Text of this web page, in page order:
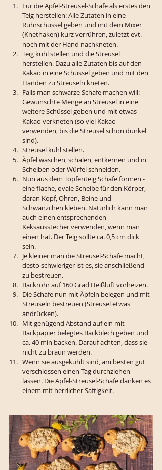
Für die Apfel-Streusel-Schafe als erstes den
Teig herstellen: Alle Zutaten in eine
Rührschüssel geben und mit dem Mixer
(Knethaken) kurz verrühren, zuletzt evt.
noch mit der Hand nachkneten.
Teig kühl stellen und die Streusel
herstellen. Dazu alle Zutaten bis auf den
Kakao in eine Schüssel geben und mit den
Händen zu Streuseln kneten.
Falls man schwarze Schafe machen will:
Gewünschte Menge an Streusel in eine
weitere Schüssel geben und mit etwas
Kakao verkneten (so viel Kakao
verwenden, bis die Streusel schön dunkel
sind).
Streusel kühl stellen.
Äpfel waschen, schälen, entkernen und in
Scheiben oder Würfel schneiden.
Nun aus dem Topfenteig Schafe formen -
eine flache, ovale Scheibe für den Körper,
daran Kopf, Ohren, Beine und
Schwänzchen kleben. Natürlich kann man
auch einen entsprechenden
Keksausstecher verwenden, wenn man
einen hat. Der Teig sollte ca. 0,5 cm dick
sein.
Je kleiner man die Streusel-Schafe macht,
desto schwieriger ist es, sie anschließend
zu bestreuen.
Backrohr auf 160 Grad Heißluft vorheizen.
Die Schafe nun mit Äpfeln belegen und mit
Streuseln bestreuen (Streusel etwas
andrücken).
Mit genügend Abstand auf ein mit
Backpapier belegtes Backblech geben und
ca. 40 min backen. Darauf achten, dass sie
nicht zu braun werden.
Wenn sie ausgekühlt sind, am besten gut
verschlossen einen Tag durchziehen
lassen. Die Apfel-Streusel-Schafe danken es
einem mit herrlicher Saftigkeit.